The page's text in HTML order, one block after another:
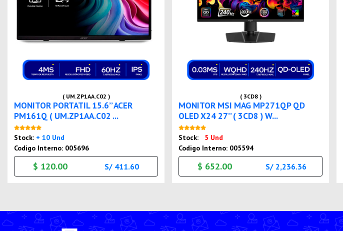
( UM.ZP1AA.C02 )
MONITOR PORTATIL 15.6’’ ACER
PM161Q ( UM.ZP1AA.C02 ...
Stock: + 10 Und
Codigo Interno: 005696
$ 120.00 S/ 411.60
( 3CD8 )
MONITOR MSI MAG MP271QP QD
OLED X24 27’’ ( 3CD8 ) W...
Stock:
5 Und
Codigo Interno: 005594
$ 652.00 S/ 2,236.36